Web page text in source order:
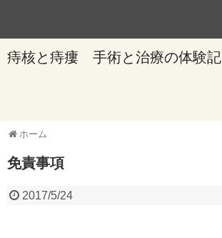
痔核と痔瘻 手術と治療の体験記
ホーム
免責事項
2017/5/24